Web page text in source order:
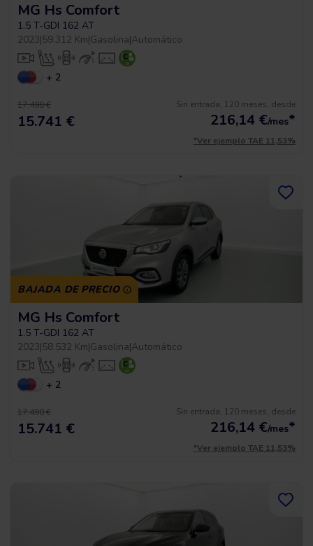
MG Hs Comfort
1.5 T-GDI 162 AT
2023|59.312 Km|Gasolina|Automático
+ 2
17.490 €
15.741 €
Sin entrada, 120 meses, desde
216,14 €/mes*
*Ver ejemplo TAE 11,53%
BAJADA DE PRECIO
MG Hs Comfort
1.5 T-GDI 162 AT
2023|58.532 Km|Gasolina|Automático
+ 2
17.490 €
15.741 €
Sin entrada, 120 meses, desde
216,14 €/mes*
*Ver ejemplo TAE 11,53%